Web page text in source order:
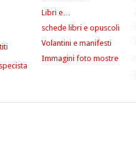
Libri e…
schede libri e opuscoli
Volantini e manifesti
Immagini foto mostre